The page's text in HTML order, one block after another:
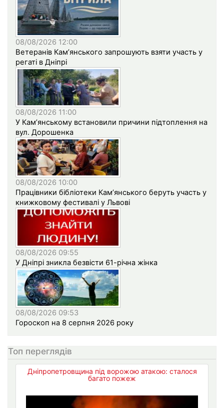
08/08/2026 12:00
Ветеранів Кам’янського запрошують взяти участь у
регаті в Дніпрі
08/08/2026 11:00
У Кам’янському встановили причини підтоплення на
вул. Дорошенка
08/08/2026 10:00
Працівники бібліотеки Кам’янського беруть участь у
книжковому фестивалі у Львові
08/08/2026 09:55
У Дніпрі зникла безвісти 61-річна жінка
08/08/2026 09:53
Гороскоп на 8 серпня 2026 року
Топ переглядів
Дніпропетровщина під ворожою атакою: сталося
багато пожеж